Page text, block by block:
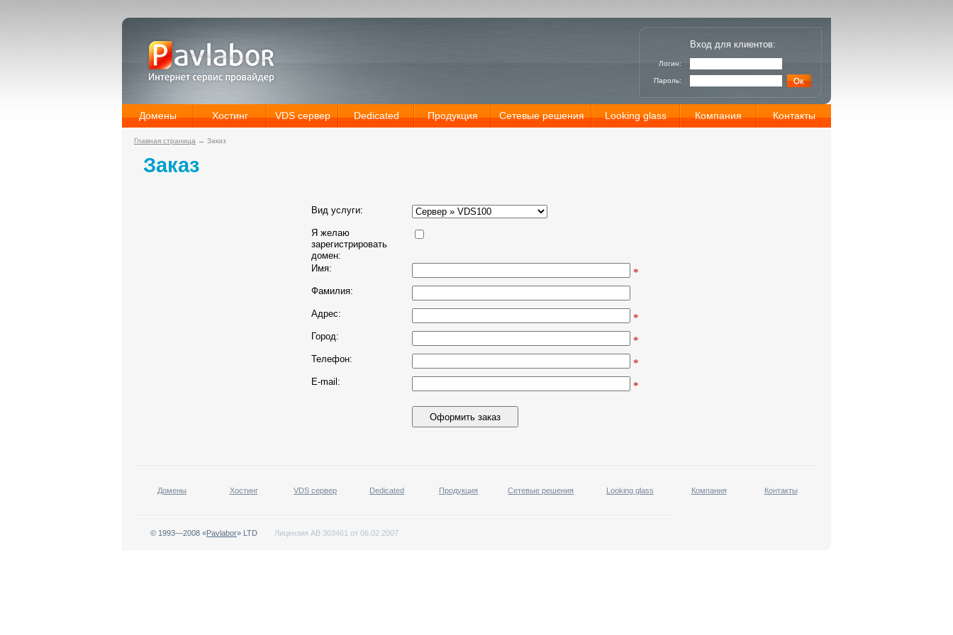
Вход для клиентов:
Логин:
Пароль:
Домены Хостинг VDS сервер Dedicated Продукция Сетевые решения Looking glass Компания Контакты
Главная страница → Заказ
Заказ
Вид услуги:
Я желаю
зарегистрировать
домен:
Имя:
*
Фамилия:
Адрес: *
Город: *
Телефон: *
E-mail: *
Домены Хостинг VDS сервер Dedicated Продукция Сетевые решения Looking glass Компания Контакты
© 1993—2008 «Pavlabor» LTD Лицензия АВ 303461 от 06.02.2007